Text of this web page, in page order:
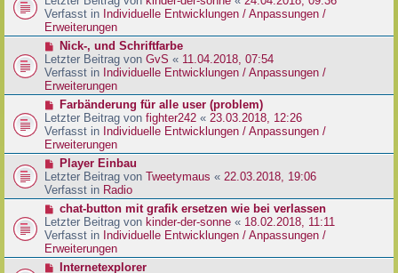
a
g
B
e
i
r
a
g
u
e
r
B
e
i
t
a
g
Verfasst in Individuelle Entwicklungen / Anpassungen /
Erweiterungen
N
e
u
e
r
B
e
i
t
a
g
Nick-, und Schriftfarbe
Letzter Beitrag von GvS « 11.04.2018, 07:54
Verfasst in Individuelle Entwicklungen / Anpassungen /
Erweiterungen
N
e
u
e
r
B
e
i
r
a
g
Farbänderung für alle user (problem)
Letzter Beitrag von fighter242 « 23.03.2018, 12:26
Verfasst in Individuelle Entwicklungen / Anpassungen /
Erweiterungen
N
e
u
e
r
B
e
i
Player Einbau
Letzter Beitrag von Tweetymaus « 22.03.2018, 19:06
Verfasst in Radio
N
e
u
e
r
chat-button mit grafik ersetzen wie bei verlassen
Letzter Beitrag von kinder-der-sonne « 18.02.2018, 11:11
Verfasst in Individuelle Entwicklungen / Anpassungen /
Erweiterungen
NInternetexplorer